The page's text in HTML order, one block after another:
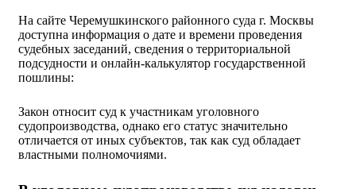
На сайте Черемушкинского районного суда г. Москвы
доступна информация о дате и времени проведения
судебных заседаний, сведения о территориальной
подсудности и онлайн-калькулятор государственной
пошлины:
Закон относит суд к участникам уголовного
судопроизводства, однако его статус значительно
отличается от иных субъектов, так как суд обладает
властными полномочиями.